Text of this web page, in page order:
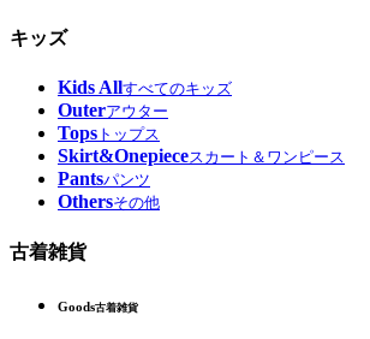
キッズ
Kids Allすべてのキッズ
Outerアウター
Tops トップス
Skirt&Onepieceスカート＆ワンピース
Pantsパンツ
Othersその他
古着雑貨
Goods古着雑貨